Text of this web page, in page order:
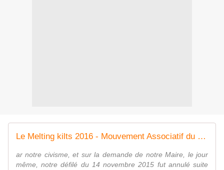
Le Melting kilts 2016 - Mouvement Associatif du Tartan
ar notre civisme, et sur la demande de notre Maire, le jour
même, notre défilé du 14 novembre 2015 fut annulé suite